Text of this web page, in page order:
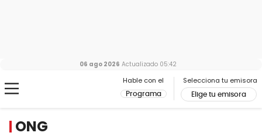
Hable con el
Programa
Selecciona tu emisora
Elige tu emisora
06 ago 2026 Actualizado 05:42
ONG